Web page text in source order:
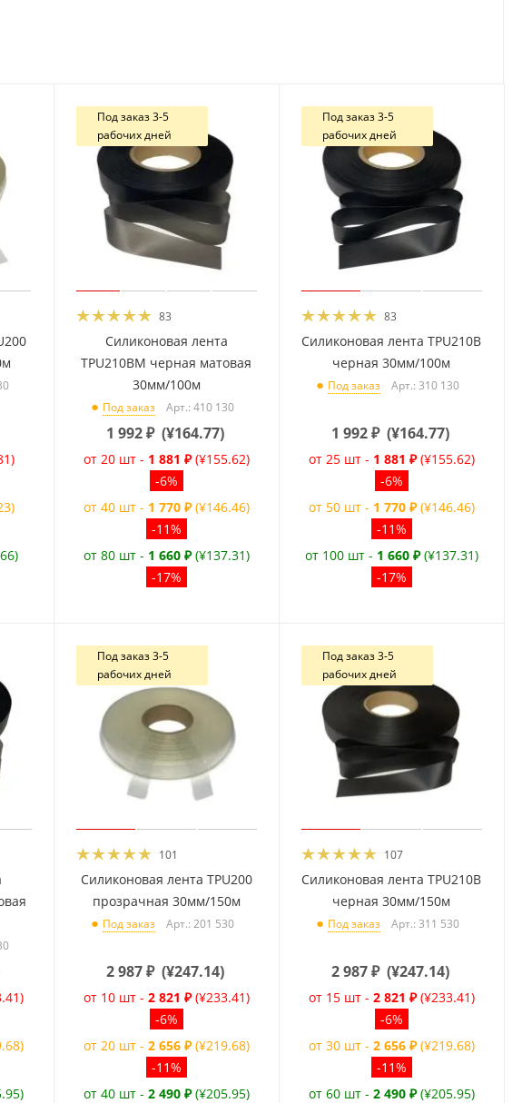
Под заказ 3-5
рабочих дней
83
Силиконовая лента
TPU210BM черная матовая
30мм/100м
Под заказ Арт.: 410 130
1 992₽ (¥164.77)
от 20 шт - 1 881 ₽ (¥155.62)
-6%
от 40 шт - 1 770 ₽ (¥146.46)
-11%
от 80 шт - 1 660 ₽ (¥137.31)
-17%
Под заказ 3-5
рабочих дней
83
Силиконовая лента TPU210B
черная 30мм/100м
Под заказ Арт.: 310 130
1 992₽ (¥164.77)
от 25 шт - 1 881 ₽ (¥155.62)
-6%
от 50 шт - 1 770 ₽ (¥146.46)
-11%
от 100 шт - 1 660 ₽ (¥137.31)
-17%
Под заказ 3-5
рабочих дней
101
Силиконовая лента TPU200
прозрачная 30мм/150м
Под заказ Арт.: 201 530
2 987₽ (¥247.14)
от 10 шт - 2 821 ₽ (¥233.41)
-6%
от 20 шт - 2 656 ₽ (¥219.68)
-11%
от 40 шт - 2 490 ₽ (¥205.95)
Под заказ 3-5
рабочих дней
107
Силиконовая лента TPU210B
черная 30мм/150м
Под заказ Арт.: 311 530
2 987₽ (¥247.14)
от 15 шт - 2 821 ₽ (¥233.41)
-6%
от 30 шт - 2 656 ₽ (¥219.68)
-11%
от 60 шт - 2 490 ₽ (¥205.95)